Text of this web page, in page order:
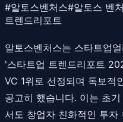
#알토스벤처스#알토스 벤
트렌드리포트
알토스벤처스는 스타트업
'스타트업 트렌드리포트
VC 1위로 선정되며 독보적
공고히 했습니다. 이는 초
서도 창업자 친화적인 투자